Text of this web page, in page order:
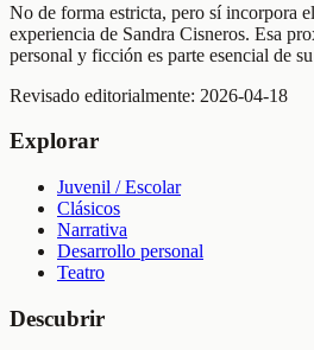
No de forma estricta, pero sí incorpora
experiencia de Sandra Cisneros. Esa
personal y ficción es parte esencial de
Revisado editorialmente: 2026-04-18
Explorar
Juvenil / Escolar
Clásicos
Narrativa
Desarrollo personal
Teatro
Descubrir